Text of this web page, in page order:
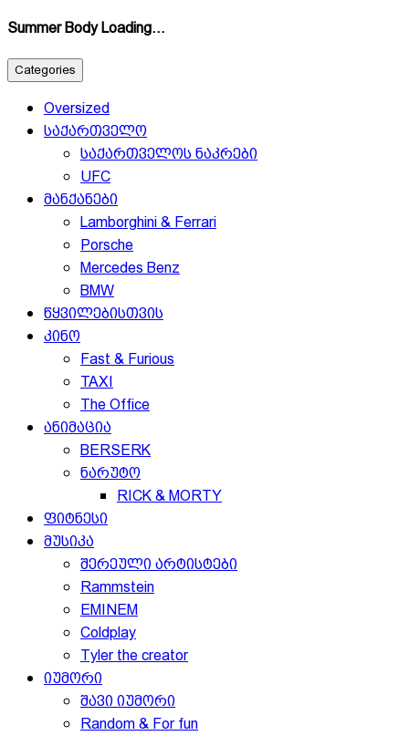
Summer Body Loading…
Categories
Oversized
საქართველო
საქართველოს ნაკრები
UFC
მანქანები
Lamborghini & Ferrari
Porsche
Mercedes Benz
BMW
წყვილებისთვის
კინო
Fast & Furious
TAXI
The Office
ანიმაცია
BERSERK
ნარუტო
RICK & MORTY
ფიტნესი
მუსიკა
შერეული არტისტები
Rammstein
EMINEM
Coldplay
Tyler the creator
იუმორი
შავი იუმორი
Random & For fun